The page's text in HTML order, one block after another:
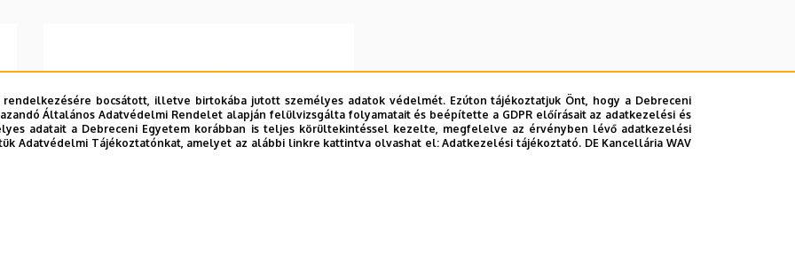
bocsátott, illetve birtokába jutott személyes adatok védelmét. Ezúton tájékoztatjuk Önt, hogy a Debreceni
Általános Adatvédelmi Rendelet alapján felülvizsgálta folyamatait és beépítette a GDPR előírásait az adatkezelési és
adatait a Debreceni Egyetem korábban is teljes körültekintéssel kezelte, megfelelve az érvényben lévő adatkezelési
Adatvédelmi Tájékoztatónkat, amelyet az alábbi linkre kattintva olvashat el:Adatkezelési tájékoztató. DE Kancellária WAV